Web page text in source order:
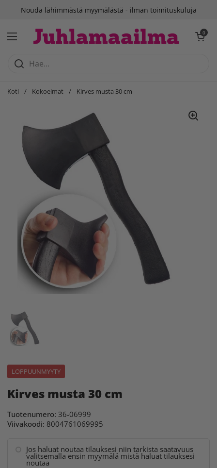
Siirry sisältöön
Nouda lähimmästä myymälästä - ilman toimituskuluja
Avaa valikko
Avaa 0
Koti / Kokoelmat / Kirves musta 30 cm
LOPPUUNMYYTY
Kirves musta 30 cm
Tuotenumero: 36-06999
Viivakoodi: 8004761069995
Jos haluat noutaa tilauksesi niin tarkista saatavuus
valitsemalla ensin myymälä mistä haluat tilauksesi
noutaa